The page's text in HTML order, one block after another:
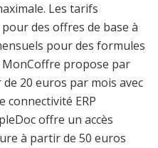
Les tarifs
des offres de base à
pour des formules
propose par
20 euros par mois avec
connectivité ERP
offre un accès
à partir de 50 euros